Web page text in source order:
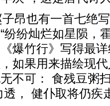
昂也有一首七绝
纷纷灿烂如星陨，
爆竹行》写得最
如果用来描绘现
不可： 食残豆粥
， 健仆取将仍疾